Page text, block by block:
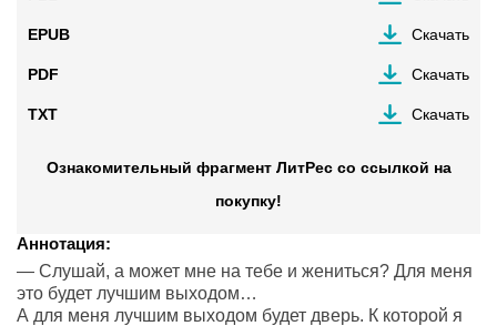
EPUB Скачать
PDF Скачать
TXT Скачать
Ознакомительный фрагмент ЛитРес со ссылкой на
покупку!
Аннотация:
— Слушай, а может мне на тебе и жениться? Для меня
это будет лучшим выходом…
А для меня лучшим выходом будет дверь. К которой я